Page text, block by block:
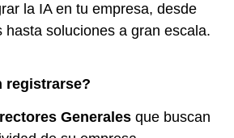
la IA en tu empresa, desde
hasta soluciones a gran escala.
registrarse?
Generales que buscan